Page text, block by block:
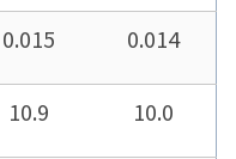
0.015 0.014
10.9 10.0